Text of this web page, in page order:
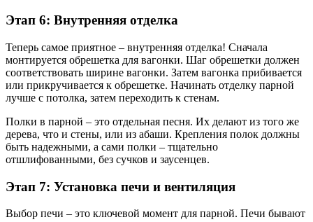
Этап 6: Внутренняя отделка
Теперь самое приятное – внутренняя отделка! Сначала
монтируется обрешетка для вагонки. Шаг обрешетки должен
соответствовать ширине вагонки. Затем вагонка прибивается
или прикручивается к обрешетке. Начинать отделку парной
лучше с потолка, затем переходить к стенам.
Полки в парной – это отдельная песня. Их делают из того же
дерева, что и стены, или из абаши. Крепления полок должны
быть надежными, а сами полки – тщательно
отшлифованными, без сучков и заусенцев.
Этап 7: Установка печи и вентиляция
Выбор печи – это ключевой момент для парной. Печи бывают